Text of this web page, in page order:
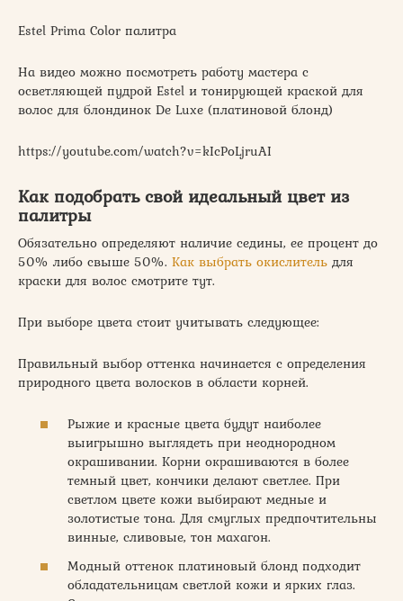
Estel Prima Color палитра
На видео можно посмотреть работу мастера с
осветляющей пудрой Estel и тонирующей краской для
волос для блондинок De Luxe (платиновой блонд)
https://youtube.com/watch?v=kIcPoLjruAI
Как подобрать свой идеальный цвет из
палитры
Обязательно определяют наличие седины, ее процент до
50% либо свыше 50%. Как выбрать окислитель для
краски для волос смотрите тут.
При выборе цвета стоит учитывать следующее:
Правильный выбор оттенка начинается с определения
природного цвета волосков в области корней.
Рыжие и красные цвета будут наиболее
выигрышно выглядеть при неоднородном
окрашивании. Корни окрашиваются в более
темный цвет, кончики делают светлее. При
светлом цвете кожи выбирают медные и
золотистые тона. Для смуглых предпочтительны
винные, сливовые, тон махагон.
Модный оттенок платиновый блонд подходит
обладательницам светлой кожи и ярких глаз.